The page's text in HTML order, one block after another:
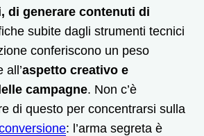
di generare contenuti di
subite dagli strumenti tecnici
conferiscono un peso
all’aspetto creativo e
campagne. Non c’è
di questo per concentrarsi sulla
: l’arma segreta è